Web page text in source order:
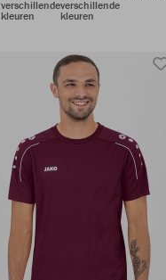
verschillende
kleuren
verschillende
kleuren